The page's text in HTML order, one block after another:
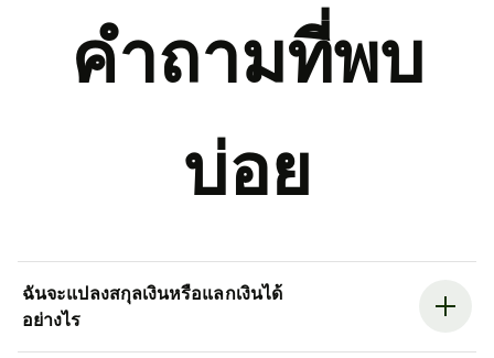
คำถามที่พบ
บ่อย
ฉันจะแปลงสกุลเงินหรือแลกเงินได้
อย่างไร